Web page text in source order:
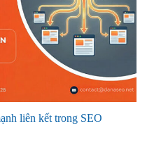
liên kết trong SEO